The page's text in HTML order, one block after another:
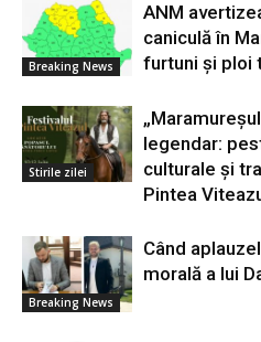
Breaking News
ANM
caniculă în
furtuni și ploi
Stirile zilei
legendar:
culturale și
Pintea
Breaking News
Când
morală a lui